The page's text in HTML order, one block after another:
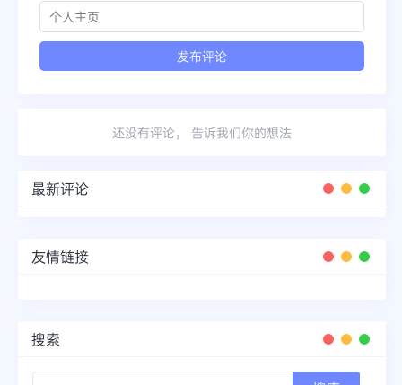
还没有评论， 告诉我们你的想法
最新评论
友情链接
搜索